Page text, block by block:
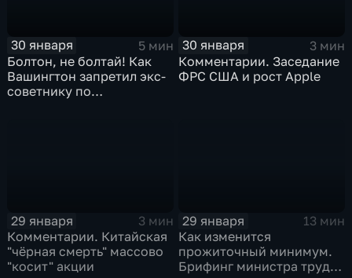
30 января
5 мин
Болтон, не болтай! Как
Вашингтон запретил экс-
советнику по
30 января
3 мин
Комментарии. Заседание
ФРС США и рост Apple
29 января
3 мин
Комментарии. Китайская
"чёрная смерть" массово
"косит" акции
29 января
13 мин
Как изменится
прожиточный минимум.
Брифинг министра труда